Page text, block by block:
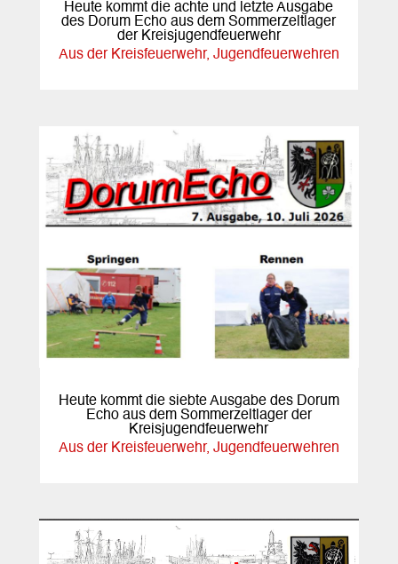
Heute kommt die achte und letzte Ausgabe
des Dorum Echo aus dem Sommerzeltlager
der Kreisjugendfeuerwehr
Aus der Kreisfeuerwehr, Jugendfeuerwehren
Heute kommt die siebte Ausgabe des Dorum
Echo aus dem Sommerzeltlager der
Kreisjugendfeuerwehr
Aus der Kreisfeuerwehr, Jugendfeuerwehren